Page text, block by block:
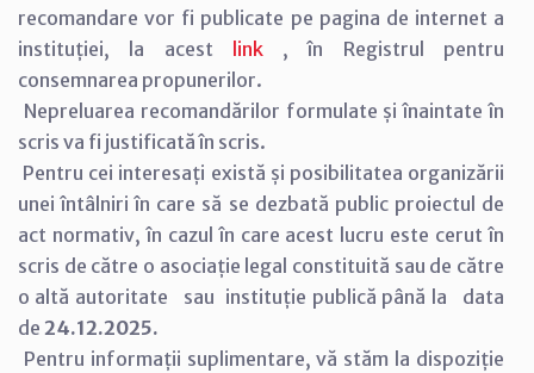
recomandare vor fi publicate pe pagina de internet a
instituției, la acest link, în Registrul pentru
consemnarea propunerilor.
Nepreluarea recomandărilor formulate și înaintate în
scris va fi justificată în scris.
Pentru cei interesați există și posibilitatea organizării
unei întâlniri în care să se dezbată public proiectul de
act normativ, în cazul în care acest lucru este cerut în
scris de către o asociație legal constituită sau de către
o altă autoritate sau instituție publică până la data
de 24.12.2025.
Pentru informații suplimentare, vă stăm la dispoziție